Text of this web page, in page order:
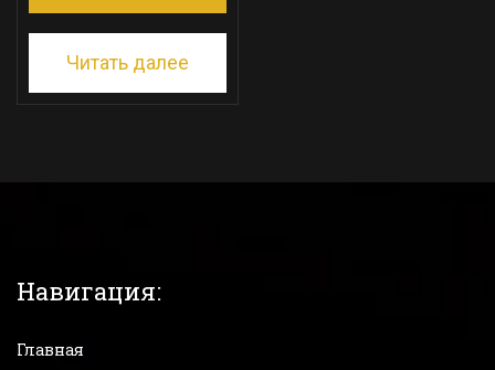
Читать далее
Навигация:
Главная